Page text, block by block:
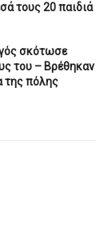
τους 20 παιδιά
σκότωσε
του – Βρέθηκαν
της πόλης